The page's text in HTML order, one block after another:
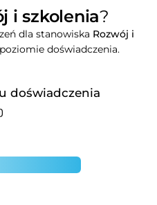
i szkolenia?
dla stanowiska Rozwój i
doświadczenia.
doświadczenia